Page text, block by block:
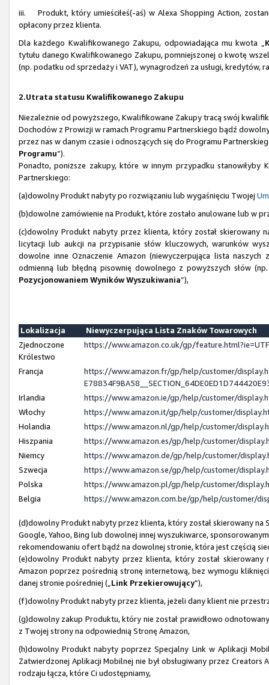
iii. Produkt, który umieściłeś(-aś) w Alexa Shopping Action,
opłacony przez klienta.
Dla każdego Kwalifikowanego Zakupu, odpowiadająca mu kwota „
tytułu danego Kwalifikowanego Zakupu, pomniejszonej o kwotę
(np. podatku od sprzedaży i VAT), wynagrodzeń za usługi, kredytów,
2.Utrata statusu Kwalifikowanego Zakupu
Niezależnie od powyższego, Kwalifikowane Zakupy tracą swój
Dochodów z Prowizji w ramach Programu Partnerskiego bądź
przez nas w danym czasie i odnoszących się do Programu
Programu”).
Ponadto, poniższe zakupy, które w innym przypadku stanowiłyby
Partnerskiego:
(a)dowolny Produkt nabyty po rozwiązaniu lub wygaśnięciu Twojej
(b)dowolne zamówienie na Produkt, które zostało anulowane lub w
(c)dowolny Produkt nabyty przez klienta, który został skierowany
licytacji lub aukcji na przypisanie słów kluczowych, warunków
dowolne inne Oznaczenie Amazon (niewyczerpująca lista
odmienną lub błędną pisownię dowolnego z powyższych słów
Pozycjonowaniem Wyników Wyszukiwania”),
Lokalizacja
Niewyczerpująca Lista Znaków Towarowych
Zjednoczone
Królestwo
https://www.amazon.co.uk/gp/
Francja
https://www.amazon.fr/gp/help/customer/
Irlandia
https://www.amazon.ie/gp/help/customer/
Włochy
https://www.amazon.it/gp/help/customer/
Holandia
https://www.amazon.nl/gp/help/customer/
Hiszpania
https://www.amazon.es/gp/help/customer/
Niemcy
https://www.amazon.de/gp/help/customer/
Szwecja
https://www.amazon.se/gp/help/customer/
Polska
https://www.amazon.pl/gp/help/customer/
Belgia
https://www.amazon.com.be/gp/help/customer/
(d)dowolny Produkt nabyty przez klienta, który został skierowany
Google, Yahoo, Bing lub dowolnej innej wyszukiwarce,
rekomendowaniu ofert bądź na dowolnej stronie, która jest częścią
(e)dowolny Produkt nabyty przez klienta, który został
Amazon poprzez pośrednią stronę internetową, bez wymogu
danej stronie pośredniej („ Link Przekierowujący”),
(f)dowolny Produkt nabyty przez klienta, jeżeli dany klient nie
(g)dowolny zakup Produktu, który nie został prawidłowo
z Twojej strony na odpowiednią Stronę Amazon,
(h)dowolny Produkt nabyty poprzez Specjalny Link w Aplikacji
Zatwierdzonej Aplikacji Mobilnej nie był obsługiwany przez Creators
rodzaju łącza, które Ci udostępniamy,